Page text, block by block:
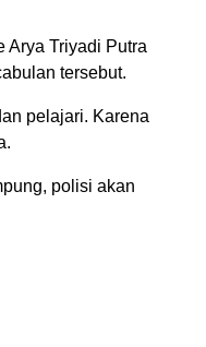
Arya Triyadi Putra
tersebut.
pelajari. Karena
polisi akan